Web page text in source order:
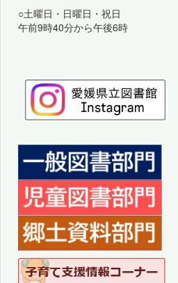
○土曜日・日曜日・祝日
午前9時40分から午後6時